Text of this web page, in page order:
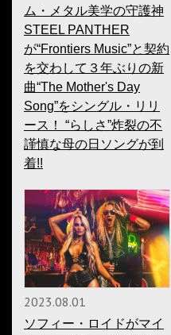
ム・メタル美学の守護神
STEEL PANTHER
が“Frontiers Music”と契約
を交わして３年ぶりの新
曲“The Mother's Day
Song”をシングル・リリ
ース！ “らしさ”炸裂の不
謹慎な母の日ソングが到
着!!
2023.08.01
ソフィー・ロイドがマイ